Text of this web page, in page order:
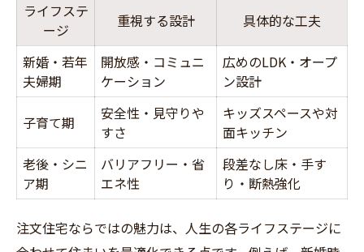
ライフステ
ージ
重視する設計 具体的な工夫
新婚・若年
夫婦期
開放感・コミュニ
ケーション
広めのLDK・オープ
ン設計
子育て期
安全性・見守りや
すさ
キッズスペースや対
面キッチン
老後・シニ
ア期
バリアフリー・省
エネ性
段差なし床・手す
り・断熱強化
注文住宅ならではの魅力は、人生の各ライフステージに